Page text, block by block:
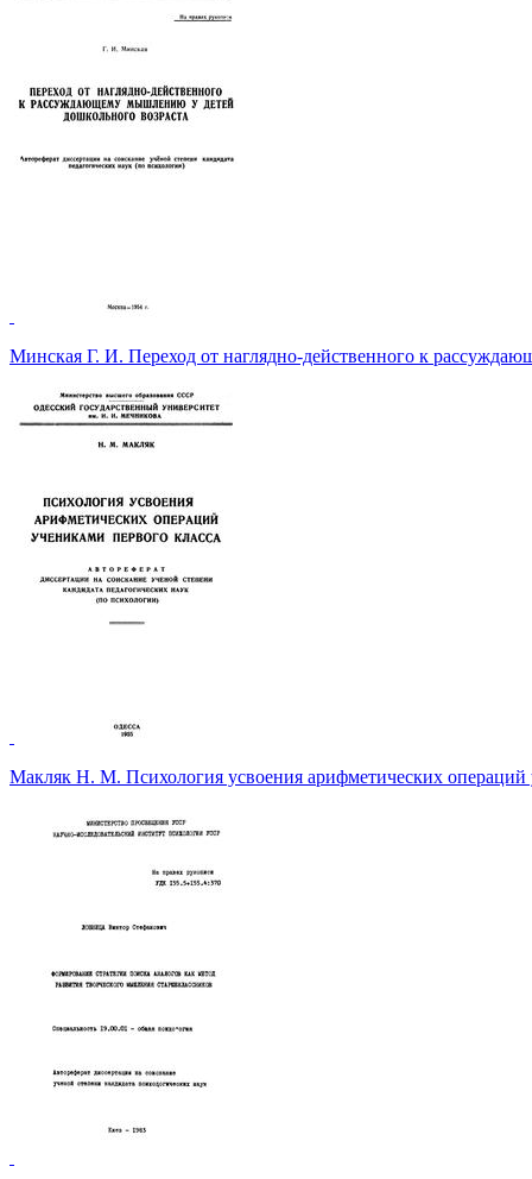
Минская Г. И. Переход от наглядно-действенного к
Макляк Н. М. Психология усвоения арифметических